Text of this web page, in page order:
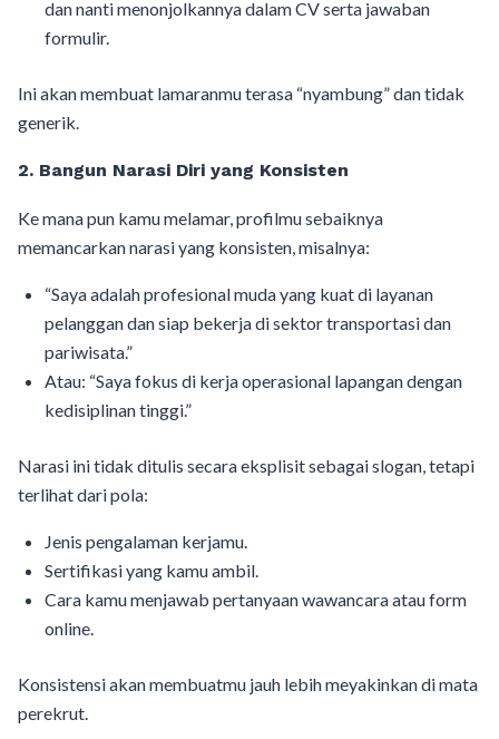
dan nanti menonjolkannya dalam CV serta jawaban
formulir.
Ini akan membuat lamaranmu terasa “nyambung” dan tidak
generik.
2. Bangun Narasi Diri yang Konsisten
Ke mana pun kamu melamar, profilmu sebaiknya
memancarkan narasi yang konsisten, misalnya:
“Saya adalah profesional muda yang kuat di layanan
pelanggan dan siap bekerja di sektor transportasi dan
pariwisata.”
Atau: “Saya fokus di kerja operasional lapangan dengan
kedisiplinan tinggi.”
Narasi ini tidak ditulis secara eksplisit sebagai slogan, tetapi
terlihat dari pola:
Jenis pengalaman kerjamu.
Sertifikasi yang kamu ambil.
Cara kamu menjawab pertanyaan wawancara atau form
online.
Konsistensi akan membuatmu jauh lebih meyakinkan di mata
perekrut.